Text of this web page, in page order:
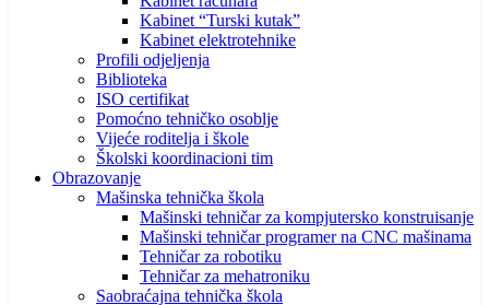
Kabinet “Turski kutak”
Kabinet elektrotehnike
Profili odjeljenja
Biblioteka
ISO certifikat
Pomoćno tehničko osoblje
Vijeće roditelja i škole
Školski koordinacioni tim
Obrazovanje
Mašinska tehnička škola
Mašinski tehničar za kompjutersko konstruisanje
Mašinski tehničar programer na CNC mašinama
Tehničar za robotiku
Tehničar za mehatroniku
Saobraćajna tehnička škola